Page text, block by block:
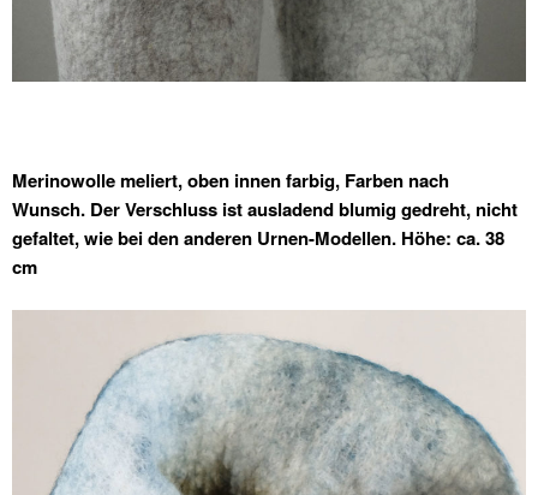
Merinowolle meliert, oben innen farbig, Farben nach
Wunsch. Der Verschluss ist ausladend blumig gedreht, nicht
gefaltet, wie bei den anderen Urnen-Modellen. Höhe: ca. 38
cm